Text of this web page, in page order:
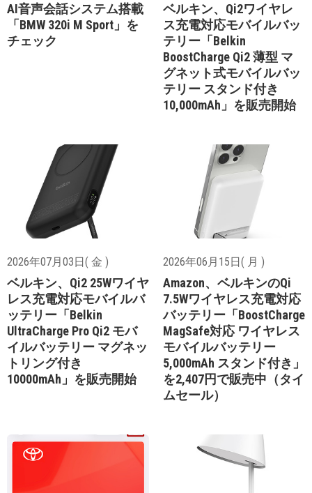
AI音声会話システム搭載
「BMW 320i M Sport」を
チェック
ベルキン、Qi2ワイヤレ
ス充電対応モバイルバッ
テリー「Belkin
BoostCharge Qi2 薄型 マ
グネット式モバイルバッ
テリー スタンド付き
10,000mAh」を販売開始
2026年07月03日( 金 )
ベルキン、Qi2 25Wワイヤ
レス充電対応モバイルバ
ッテリー「Belkin
UltraCharge Pro Qi2 モバ
イルバッテリー マグネッ
トリング付き
10000mAh」を販売開始
2026年06月15日( 月 )
Amazon、ベルキンのQi
7.5Wワイヤレス充電対応
バッテリー「BoostCharge
MagSafe対応 ワイヤレス
モバイルバッテリー
5,000mAh スタンド付き」
を2,407円で販売中（タイ
ムセール）